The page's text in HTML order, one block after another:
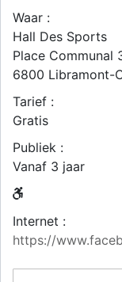
Waar :
Hall Des Sports
Place Communal
6800 Libramont-
Tarief :
Gratis
Publiek :
Vanaf 3 jaar
Internet :
https://